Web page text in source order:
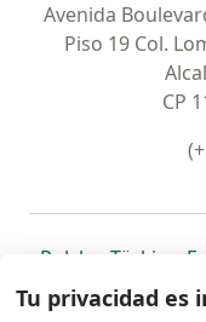
Avenida
Piso 19 Col.
CP
Polska se abre en
Türkiye
Portugal
se
México
Tu privacidad es